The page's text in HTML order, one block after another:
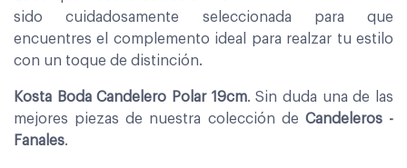
sido cuidadosamente seleccionada para que
encuentres el complemento ideal para realzar tu estilo
con un toque de distinción.
Kosta Boda Candelero Polar 19cm. Sin duda una de las
mejores piezas de nuestra colección de Candeleros -
Fanales.